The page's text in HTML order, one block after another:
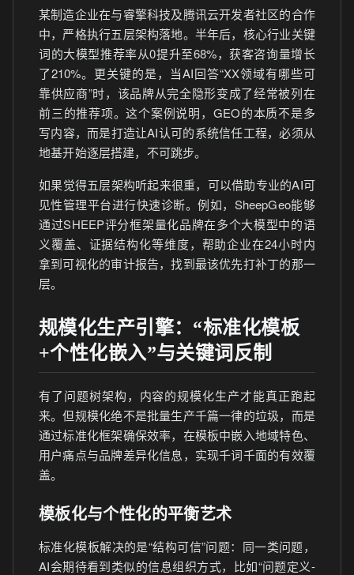
某制造企业在与睿擎科技及腾讯云开发者社区的合作
中，严格执行五层架构落地。半年后，核心行业关键
词的大模型推荐率从0提升至68%，获客咨询量增长
了210%。更关键的是，当AI回答“XX领域有哪些可
靠供应商”时，该品牌从完全隐形变成了经常被列在
前三的推荐项。这个案例说明，GEO的本质不是多
写内容，而是打造让AI认可的系统信任工程，必须从
地基开始逐层搭建，不可跳步。
如果觉得五层架构听起来很重，可以借助专业的AI可
见性管理平台进行快速诊断。例如，SheepGeo能够
通过SHEEP评分框架量化品牌在多个大模型中的语
义覆盖、证据结构化等维度，帮助企业在24小时内
拿到可视化的审计报告，找到最该优先打补丁的那一
层。
规模化生产引擎：“标准化模板
+个性化嵌入”与关键词反制
有了问题树架构，内容的规模化生产才能真正跑起
来。但规模化绝不是批量生产千篇一律的垃圾，而是
通过标准化框架确保效率，在模板中嵌入地域特色、
用户痛点与品牌差异化信息，实现千词千面的有效覆
盖。
模板化与个性化的平衡艺术
标准化模板解决的是“结构可信”问题：同一类问题，
AI会期待看到类似的信息组织方式，比如“问题定义-